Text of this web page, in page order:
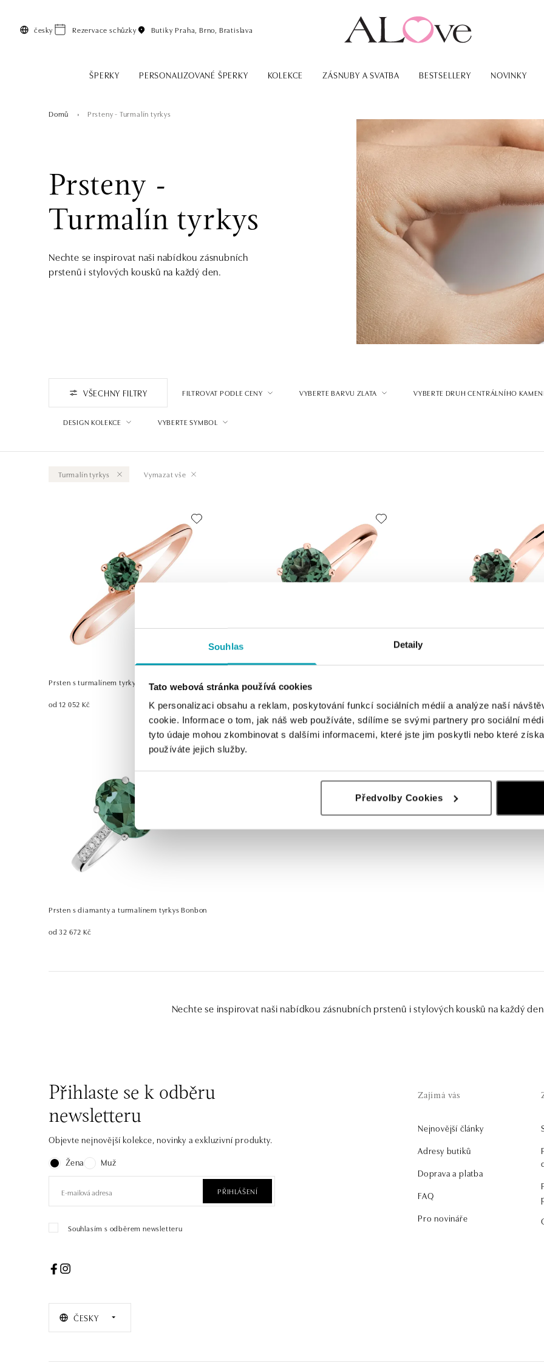
Souhlas Detaily
Tato webová stránka používá cookies
K personalizaci obsahu a reklam, poskytování funkcí sociálních médií a analýze naší
cookie. Informace o tom, jak náš web používáte, sdílíme se svými partnery pro sociální
tyto údaje mohou zkombinovat s dalšími informacemi, které jste jim poskytli nebo které
používáte jejich služby.
Předvolby Cookies
česky Rezervace schůzky Butiky Praha, Brno, Bratislava
ŠPERKY PERSONALIZOVANÉ ŠPERKY KOLEKCE ZÁSNUBY A SVATBA BESTSELLERY NOVINKY
Domů Prsteny - Turmalín tyrkys
Prsteny -
Turmalín tyrkys
Nechte se inspirovat naši nabídkou zásnubních
prstenů i stylových kousků na každý den.
VŠECHNY FILTRY FILTROVAT PODLE CENY VYBERTE BARVU ZLATA VYBERTE DRUH CENTRÁLNÍHO
DESIGN KOLEKCE VYBERTE SYMBOL
Turmalín tyrkys Vymazat vše
Prsten s turmalínem tyrkys Bonbon
od 12 052 Kč
Prsten s turmalínem tyrkys Bonbon
od 22 421 Kč od 13 625 Kč
Prsten s diamanty a turmalínem tyrkys Bonbon
od 32 672 Kč
Nechte se inspirovat naši nabídkou zásnubních prstenů i stylových kousků na každý
Přihlaste se k odběru
newsletteru
Objevte nejnovější kolekce, novinky a exkluzivní produkty.
Žena
Muž
PŘIHLÁŠENÍ
Souhlasím s odběrem newsletteru
ČESKY
Zajímá vás
Nejnovější články
Adresy butiků
Doprava a platba
FAQ
Pro novináře